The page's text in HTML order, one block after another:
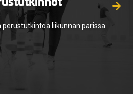
liikunnan parissa.